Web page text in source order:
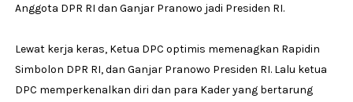
Anggota DPR RI dan Ganjar Pranowo jadi Presiden RI.
Lewat kerja keras, Ketua DPC optimis memenagkan Rapidin
Simbolon DPR RI, dan Ganjar Pranowo Presiden RI. Lalu ketua
DPC memperkenalkan diri dan para Kader yang bertarung